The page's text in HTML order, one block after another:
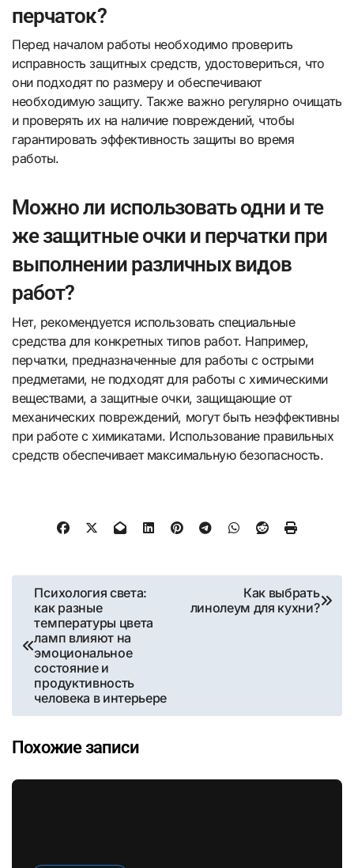
перчаток?
Перед началом работы необходимо проверить
исправность защитных средств, удостовериться, что
они подходят по размеру и обеспечивают
необходимую защиту. Также важно регулярно очищать
и проверять их на наличие повреждений, чтобы
гарантировать эффективность защиты во время
работы.
Можно ли использовать одни и те
же защитные очки и перчатки при
выполнении различных видов
работ?
Нет, рекомендуется использовать специальные
средства для конкретных типов работ. Например,
перчатки, предназначенные для работы с острыми
предметами, не подходят для работы с химическими
веществами, а защитные очки, защищающие от
механических повреждений, могут быть неэффективны
при работе с химикатами. Использование правильных
средств обеспечивает максимальную безопасность.
Навигация
записям
Психология света:
как разные
температуры цвета
ламп влияют на
эмоциональное
состояние и
продуктивность
человека в интерьере
Как выбрать
линолеум для кухни?
Похожие записи